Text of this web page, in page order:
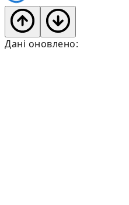
Дані оновлено: